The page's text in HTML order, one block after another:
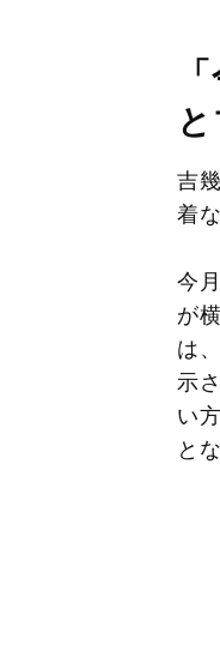
吉
着
今
が
は
示
い
と